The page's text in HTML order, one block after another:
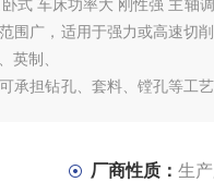
式 车床功率大 刚性强 主轴
围广，适用于强力或高速切
英制、
承担钻孔、套料、镗孔等工
厂商性质： 生